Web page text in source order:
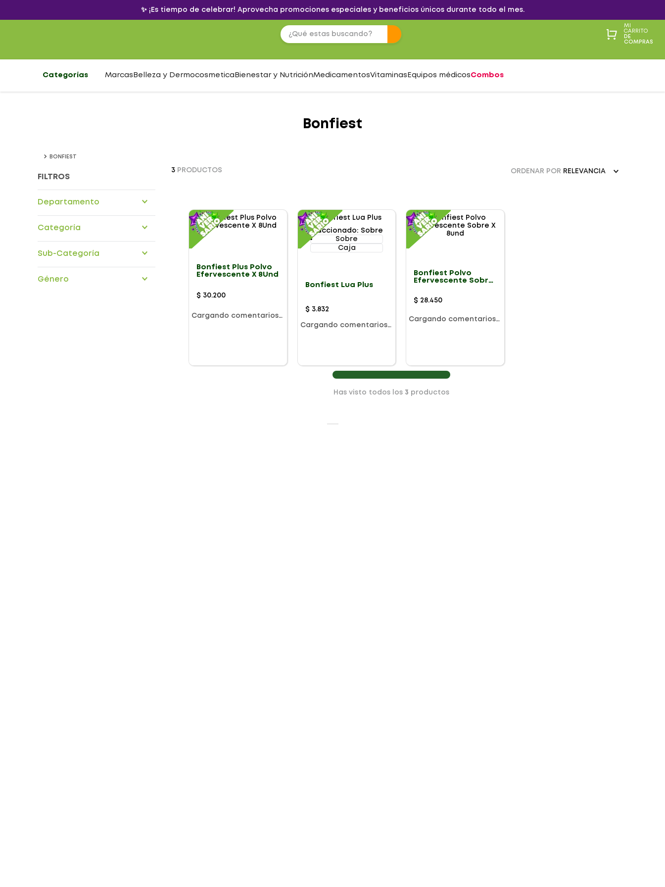
✨ ¡Es tiempo de celebrar! Aprovecha promociones especiales y beneficios únicos durante todo el mes.
MI
CARRITO
DE
COMPRAS
Categorías Marcas Belleza y Dermocosmetica Bienestar y NutriciónMedicamentosVitaminas Equipos médicosCombos
Bonfiest
BONFIEST
FILTROS
Departamento
Categoría
Sub-Categoría
Género
3 PRODUCTOS ORDENAR POR RELEVANCIA
Bonfiest Plus Polvo
Efervescente X 8Und
$ 30.200
Cargando comentarios…
Fraccionado: Sobre
Sobre
Caja
Bonfiest Lua Plus
$ 3.832
Cargando comentarios…
Bonfiest Polvo
Efervescente Sobre
$ 28.450
Cargando comentarios…
Has visto todos los 3 productos